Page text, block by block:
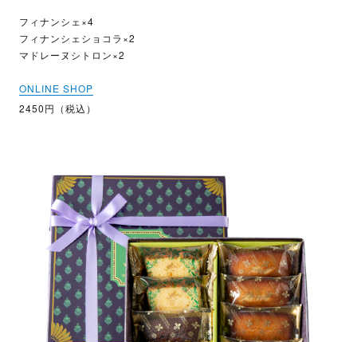
フィナンシェ×4
フィナンシェショコラ×2
マドレーヌシトロン×2
ONLINE SHOP
2450円（税込）